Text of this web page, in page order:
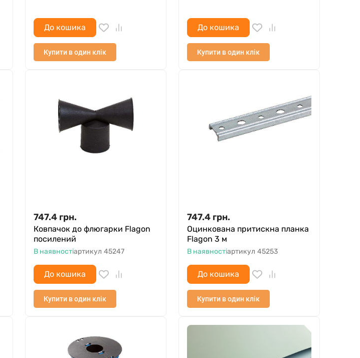
До кошика
Купити в один клік
До кошика
Купити в один клік
747.4 грн.
Ковпачок до флюгарки Flagon
посилений
В наявностіартикул 45247
До кошика
Купити в один клік
747.4 грн.
Оцинкована притискна планка
Flagon 3 м
В наявностіартикул 45253
До кошика
Купити в один клік